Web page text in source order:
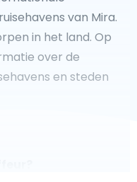
van Mira.
in het land. Op
over de
en steden